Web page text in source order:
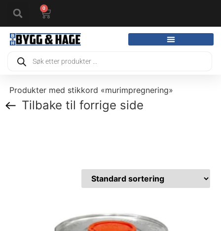
0
Produkter med stikkord «murimpregnering»
Tilbake til forrige side